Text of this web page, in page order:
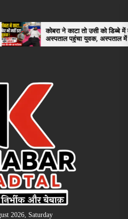
कोबरा ने काटा तो उसी को डिब्बे में बंद कर
अस्पताल पहुंचा युवक, अस्पताल में देखकर डॉक्टर
भी रह गए हैरान
2026, Saturday